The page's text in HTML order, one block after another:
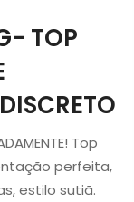
TOP
Top
perfeita,
estilo sutiã.